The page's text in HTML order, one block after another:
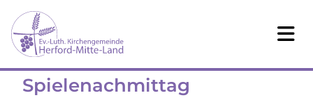
Spielenachmittag